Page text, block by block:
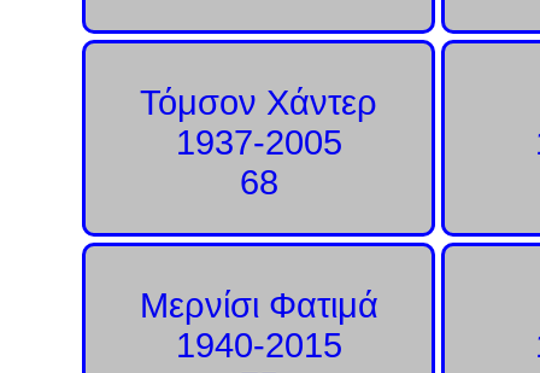
Τόμσον Χάντερ
1937-2005
68
Μερνίσι Φατιμά
1940-2015